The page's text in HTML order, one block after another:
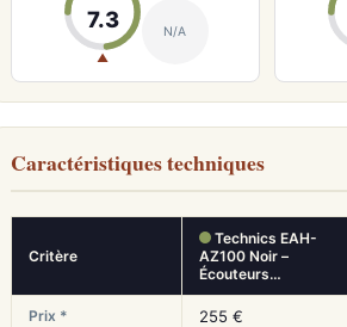
7.3
▲
N/A
Caractéristiques techniques
Critère
Technics EAH-
AZ100 Noir –
Écouteurs…
Prix * 255 €